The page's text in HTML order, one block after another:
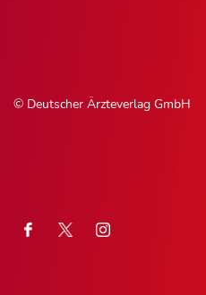
© Deutscher Ärzteverlag GmbH